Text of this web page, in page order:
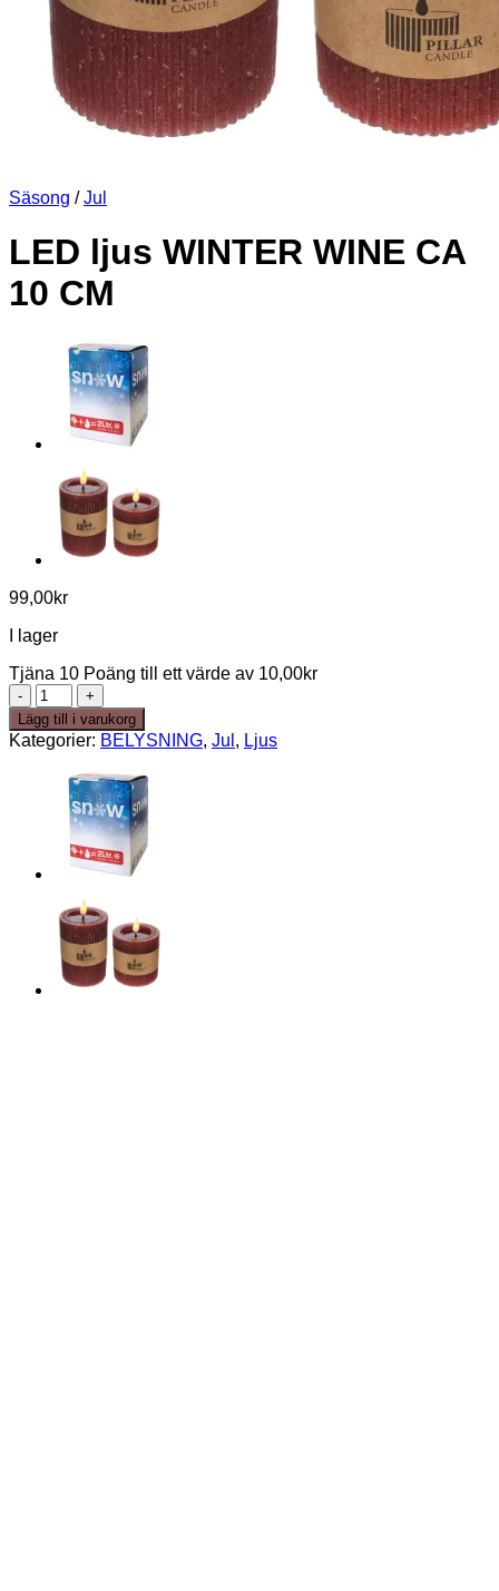
Säsong / Jul
LED ljus WINTER WINE CA
10 CM
99,00kr
I lager
Tjäna 10 Poäng till ett värde av 10,00kr
LED
ljus
WINTER
WINE
mängd
Lägg till i varukorg
Kategorier: BELYSNING, Jul , Ljus